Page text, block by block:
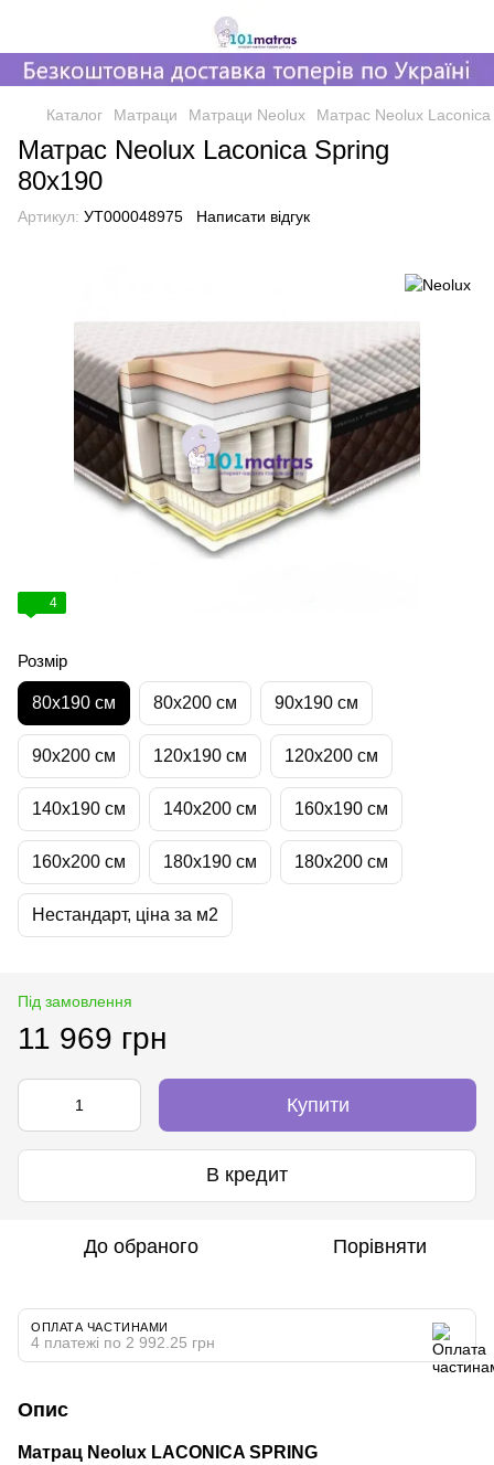
Каталог Матраци Матраци Neolux Матрас Neolux
Матрас Neolux Laconica Spring
80х190
Артикул: УТ000048975 Написати відгук
4
Розмір
80х190 см 80х200 см 90х190 см
90х200 см 120х190 см 120х200 см
140х190 см 140х200 см 160х190 см
160х200 см 180х190 см 180х200 см
Нестандарт, ціна за м2
Під замовлення
11 969 грн
Купити
В кредит
До обраного Порівняти
ОПЛАТА ЧАСТИНАМИ
4 платежі по 2 992.25 грн
Опис
Матрац Neolux LACONICA SPRING